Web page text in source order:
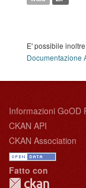
E' possibile
Documentazione
Informazioni GoOD
CKAN API
CKAN Association
Fatto con